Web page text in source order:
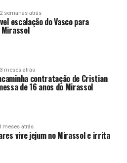
2 semanas atrás
escalação do Vasco para
3 meses atrás
contratação de Cristian
de 16 anos do Mirassol
meses atrás
vive jejum no Mirassol e irrita